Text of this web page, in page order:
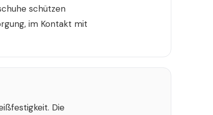
schützen
im Kontakt mit
Die